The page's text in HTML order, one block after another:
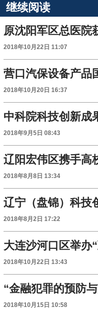
继续阅读
原沈阳军区总医院
2018年10月22日 11:07
营口汽保设备产品
2018年10月20日 16:37
中科院科技创新成
2018年9月5日 08:43
辽阳宏伟区携手高
2018年8月8日 13:34
2018年8月2日 17:22
2018年10月22日 13:43
2018年10月15日 10:58